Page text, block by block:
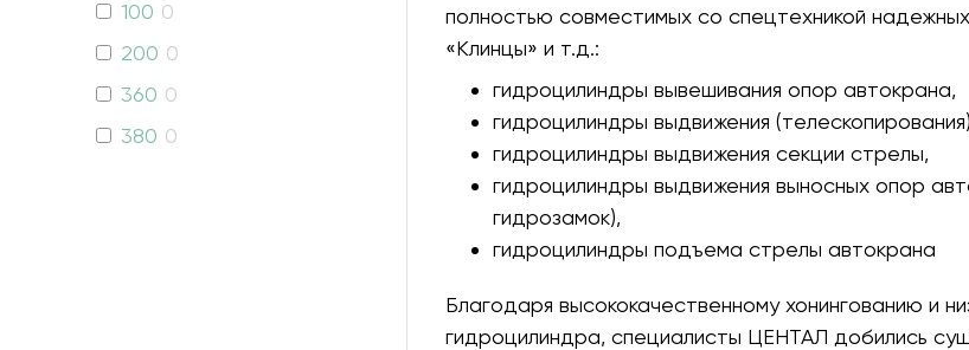
100 0
200 0
360 0
380 0
полностью совместимых со спецтехникой
«Клинцы» и т.д.:
гидроцилиндры вывешивания опор автокрана,
гидроцилиндры выдвижения
гидроцилиндры выдвижения секции стрелы,
гидроцилиндры выдвижения выносных опор
гидрозамок),
гидроцилиндры подъема стрелы автокрана
Благодаря высококачественному хонингованию и
гидроцилиндра, специалисты ЦЕНТАЛ добились